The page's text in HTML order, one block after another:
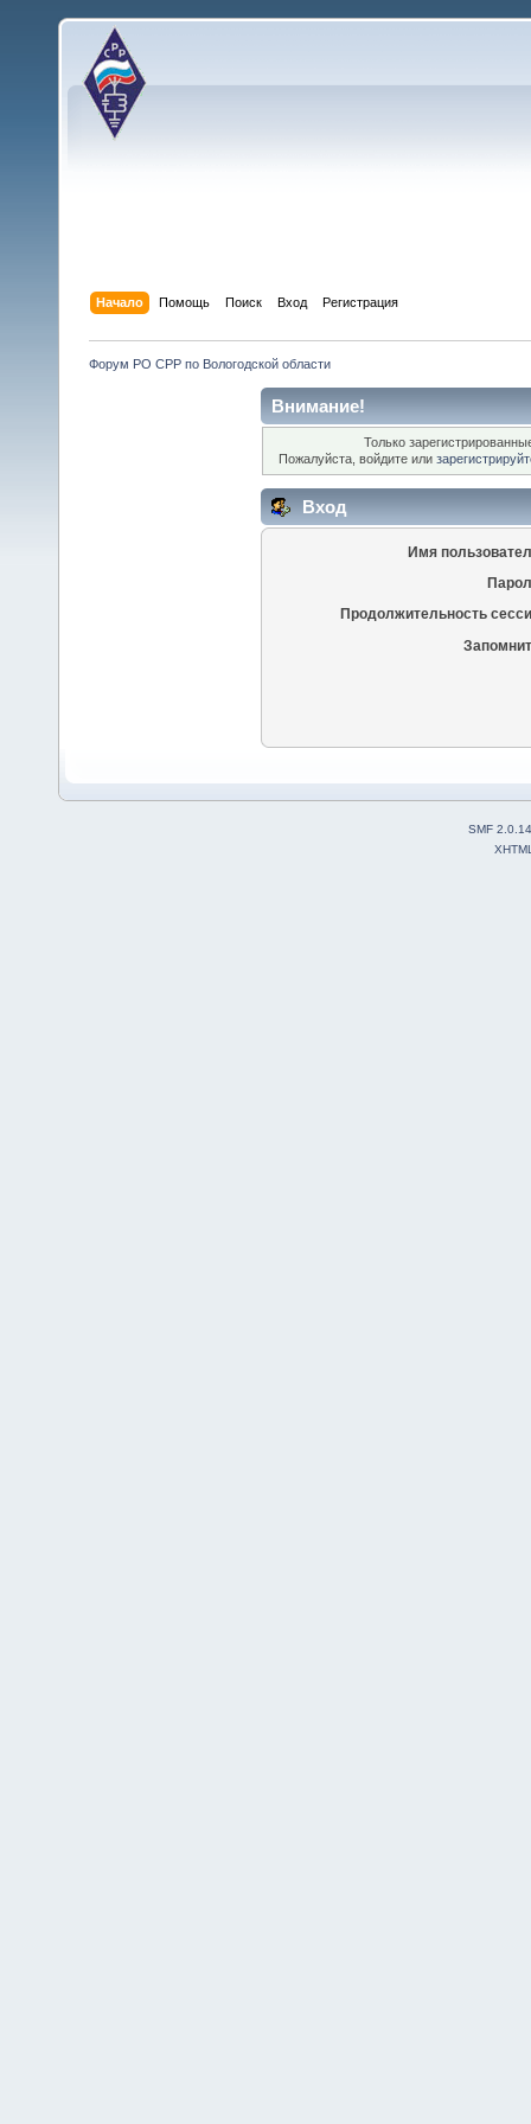
Начало Помощь Поиск Вход Регистрация
Форум РО СРР по Вологодской области
Внимание!
Только
Пожалуйста, войдите или
Вход
Имя
Продолжительность
SMF 2.0.14